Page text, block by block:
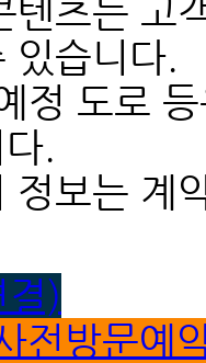
츠는 고
있습니다.
정 도로
.
보는 계
)
전방문예